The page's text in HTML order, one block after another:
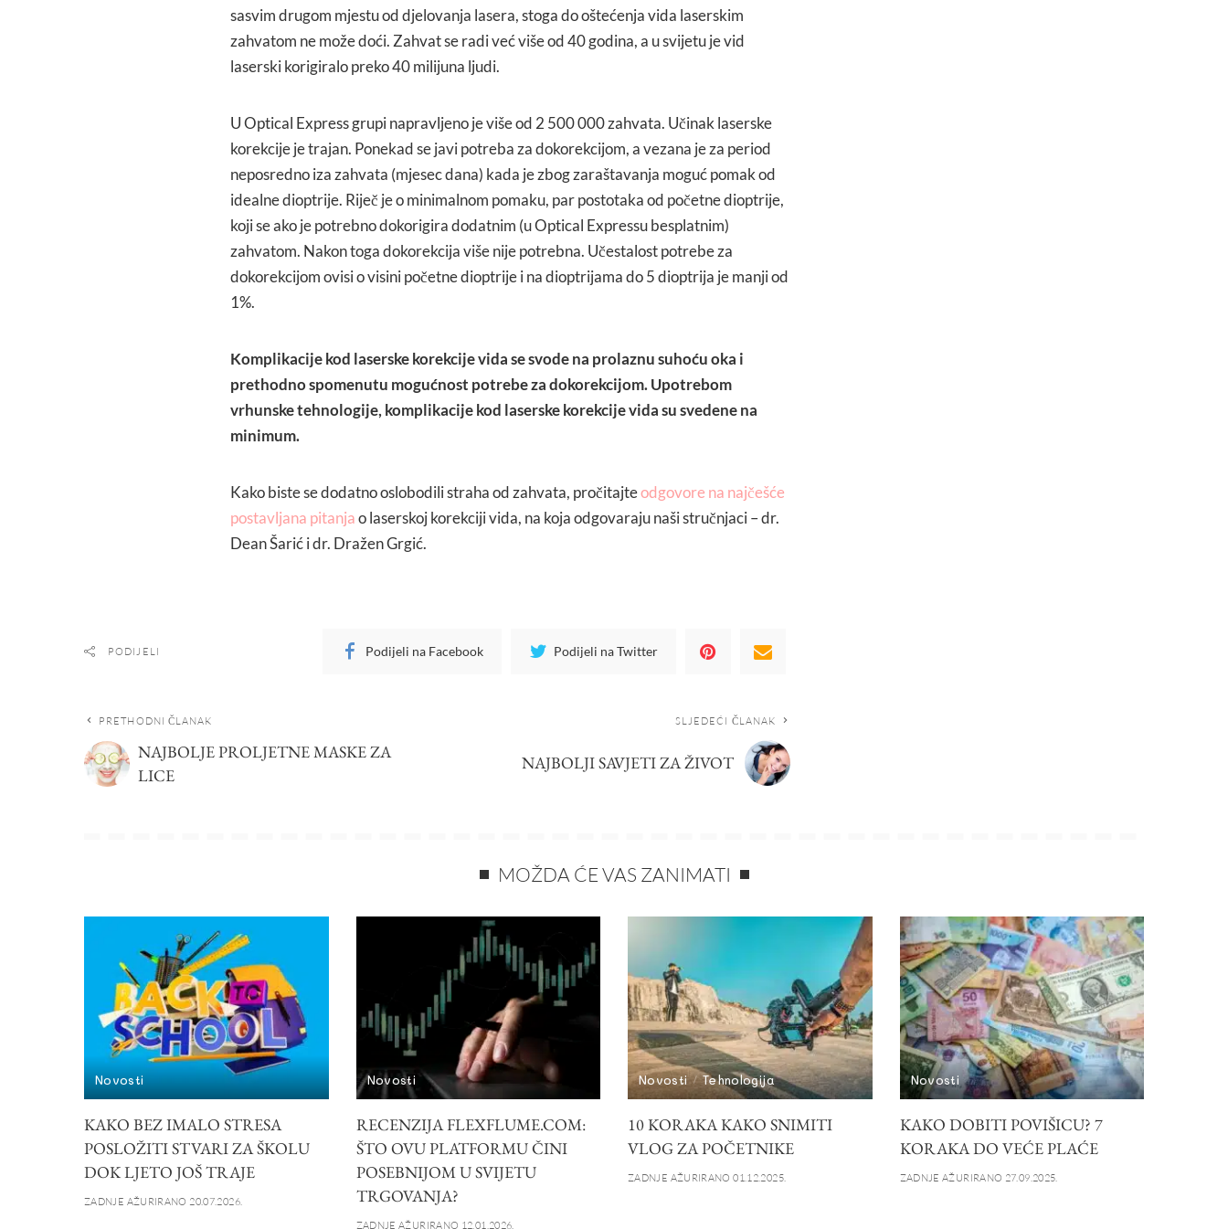
sasvim drugom mjestu od djelovanja lasera, stoga do oštećenja vida laserskim
zahvatom ne može doći. Zahvat se radi već više od 40 godina, a u svijetu je vid
laserski korigiralo preko 40 milijuna ljudi.
U Optical Express grupi napravljeno je više od 2 500 000 zahvata. Učinak laserske
korekcije je trajan. Ponekad se javi potreba za dokorekcijom, a vezana je za period
neposredno iza zahvata (mjesec dana) kada je zbog zaraštavanja moguć pomak od
idealne dioptrije. Riječ je o minimalnom pomaku, par postotaka od početne dioptrije,
koji se ako je potrebno dokorigira dodatnim (u Optical Expressu besplatnim)
zahvatom. Nakon toga dokorekcija više nije potrebna. Učestalost potrebe za
dokorekcijom ovisi o visini početne dioptrije i na dioptrijama do 5 dioptrija je manji od
1%.
Komplikacije kod laserske korekcije vida se svode na prolaznu suhoću oka i
prethodno spomenutu mogućnost potrebe za dokorekcijom. Upotrebom
vrhunske tehnologije, komplikacije kod laserske korekcije vida su svedene na
minimum.
Kako biste se dodatno oslobodili straha od zahvata, pročitajteodgovore na najčešće
postavljana pitanjao laserskoj korekciji vida, na koja odgovaraju naši stručnjaci – dr.
Dean Šarić i dr. Dražen Grgić.
PODIJELI Podijeli na Facebook Podijeli na Twitter
PRETHODNI ČLANAK
NAJBOLJE PROLJETNE MASKE ZA
LICE
SLJEDEĆI ČLANAK
NAJBOLJI SAVJETI ZA ŽIVOT
MOŽDA ĆE VAS ZANIMATI
Novosti
KAKO BEZ IMALO STRESA
POSLOŽITI STVARI ZA ŠKOLU
DOK LJETO JOŠ TRAJE
ZADNJE AŽURIRANO 20.07.2026.
Novosti
RECENZIJA FLEXFLUME.COM:
ŠTO OVU PLATFORMU ČINI
POSEBNIJOM U SVIJETU
TRGOVANJA?
ZADNJE AŽURIRANO 12.01.2026.
Novosti Tehnologija
10 KORAKA KAKO SNIMITI
VLOG ZA POČETNIKE
ZADNJE AŽURIRANO 01.12.2025.
Novosti
KAKO DOBITI POVIŠICU? 7
KORAKA DO VEĆE PLAĆE
ZADNJE AŽURIRANO 27.09.2025.